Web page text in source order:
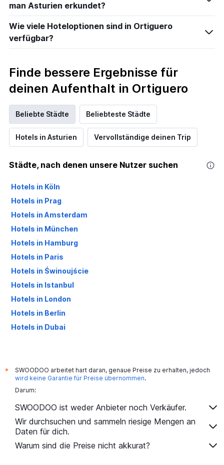
man Asturien erkundet?
Wie viele Hoteloptionen sind in Ortiguero
verfügbar?
Finde bessere Ergebnisse für
deinen Aufenthalt in Ortiguero
Beliebte Städte Beliebteste Städte
Hotels in Asturien Vervollständige deinen Trip
Städte, nach denen unsere Nutzer suchen
Hotels in Köln
Hotels in Prag
Hotels in Amsterdam
Hotels in München
Hotels in Hamburg
Hotels in Paris
Hotels in Świnoujście
Hotels in Istanbul
Hotels in London
Hotels in Berlin
Hotels in Dubai
*
SWOODOO arbeitet hart daran, genaue Preise zu erhalten, jedoch
wird keine Garantie für Preise übernommen.
Darum:
SWOODOO ist weder Anbieter noch Verkäufer.
Wir durchsuchen und sammeln riesige Mengen an
Daten für dich.
Warum sind die Preise nicht akkurat?